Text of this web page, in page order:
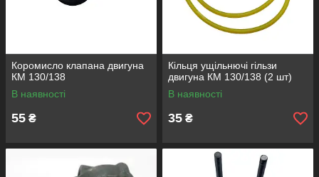
Коромисло клапана двигуна
КМ 130/138
В наявності
55 ₴
Кільця ущільнючі гільзи
двигуна КМ 130/138 (2 шт)
В наявності
35 ₴